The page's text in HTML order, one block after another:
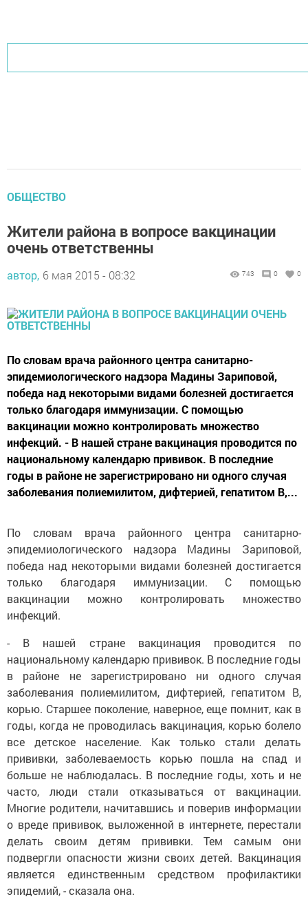
ОБЩЕСТВО
Жители района в вопросе вакцинации
очень ответственны
автор, 6 мая 2015 - 08:32 743 0 0
По словам врача районного центра санитарно-
эпидемиологического надзора Мадины Зариповой,
победа над некоторыми видами болезней достигается
только благодаря иммунизации. С помощью
вакцинации можно контролировать множество
инфекций. - В нашей стране вакцинация проводится по
национальному календарю прививок. В последние
годы в районе не зарегистрировано ни одного случая
заболевания полиемилитом, дифтерией, гепатитом В,...
По словам врача районного центра санитарно-
эпидемиологического надзора Мадины Зариповой,
победа над некоторыми видами болезней достигается
только благодаря иммунизации. С помощью
вакцинации можно контролировать множество
инфекций.
- В нашей стране вакцинация проводится по
национальному календарю прививок. В последние годы
в районе не зарегистрировано ни одного случая
заболевания полиемилитом, дифтерией, гепатитом В,
корью. Старшее поколение, наверное, еще помнит, как в
годы, когда не проводилась вакцинация, корью болело
все детское население. Как только стали делать
прививки, заболеваемость корью пошла на спад и
больше не наблюдалась. В последние годы, хоть и не
часто, люди стали отказываться от вакцинации.
Многие родители, начитавшись и поверив информации
о вреде прививок, выложенной в интернете, перестали
делать своим детям прививки. Тем самым они
подвергли опасности жизни своих детей. Вакцинация
является единственным средством профилактики
эпидемий, - сказала она.